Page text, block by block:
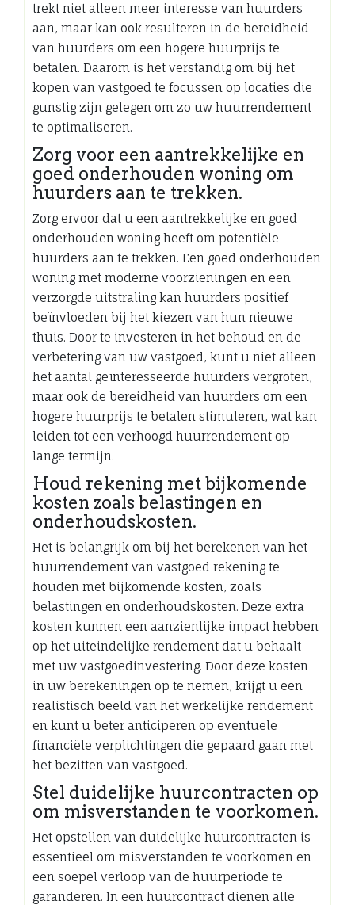
trekt niet alleen meer interesse van huurders
aan, maar kan ook resulteren in de bereidheid
van huurders om een hogere huurprijs te
betalen. Daarom is het verstandig om bij het
kopen van vastgoed te focussen op locaties die
gunstig zijn gelegen om zo uw huurrendement
te optimaliseren.
Zorg voor een aantrekkelijke en
goed onderhouden woning om
huurders aan te trekken.
Zorg ervoor dat u een aantrekkelijke en goed
onderhouden woning heeft om potentiële
huurders aan te trekken. Een goed onderhouden
woning met moderne voorzieningen en een
verzorgde uitstraling kan huurders positief
beïnvloeden bij het kiezen van hun nieuwe
thuis. Door te investeren in het behoud en de
verbetering van uw vastgoed, kunt u niet alleen
het aantal geïnteresseerde huurders vergroten,
maar ook de bereidheid van huurders om een
hogere huurprijs te betalen stimuleren, wat kan
leiden tot een verhoogd huurrendement op
lange termijn.
Houd rekening met bijkomende
kosten zoals belastingen en
onderhoudskosten.
Het is belangrijk om bij het berekenen van het
huurrendement van vastgoed rekening te
houden met bijkomende kosten, zoals
belastingen en onderhoudskosten. Deze extra
kosten kunnen een aanzienlijke impact hebben
op het uiteindelijke rendement dat u behaalt
met uw vastgoedinvestering. Door deze kosten
in uw berekeningen op te nemen, krijgt u een
realistisch beeld van het werkelijke rendement
en kunt u beter anticiperen op eventuele
financiële verplichtingen die gepaard gaan met
het bezitten van vastgoed.
Stel duidelijke huurcontracten op
om misverstanden te voorkomen.
Het opstellen van duidelijke huurcontracten is
essentieel om misverstanden te voorkomen en
een soepel verloop van de huurperiode te
garanderen. In een huurcontract dienen alle